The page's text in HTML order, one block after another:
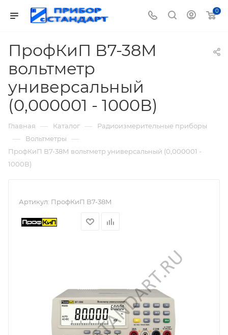
0
ПрофКиП В7-38М
вольтметр
универсальный
(0,000001 - 1000В)
Главная — Каталог — Радиоизмерительные приборы
— Вольтметры —
ПрофКиП В7-38М вольтметр универсальный (0,000001 -
1000В)
Артикул: ПрофКиП В7-38М